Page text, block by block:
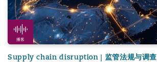
播客
Supply chain disruption | 监管法规与调查